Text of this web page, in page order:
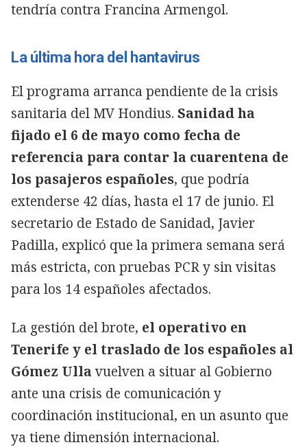
tendría contra Francina Armengol.
La última hora del hantavirus
El programa arranca pendiente de la crisis
sanitaria del MV Hondius. Sanidad ha
fijado el 6 de mayo como fecha de
referencia para contar la cuarentena de
los pasajeros españoles, que podría
extenderse 42 días, hasta el 17 de junio. El
secretario de Estado de Sanidad, Javier
Padilla, explicó que la primera semana será
más estricta, con pruebas PCR y sin visitas
para los 14 españoles afectados.
La gestión del brote, el operativo en
Tenerife y el traslado de los españoles al
Gómez Ullavuelven a situar al Gobierno
ante una crisis de comunicación y
coordinación institucional, en un asunto que
ya tiene dimensión internacional.